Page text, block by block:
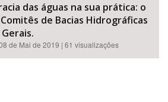
das águas na sua prática: o
de Bacias Hidrográficas
de Mai de 2019 | 61 visualizações